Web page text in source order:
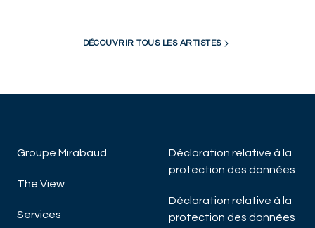
DÉCOUVRIR TOUS LES ARTISTES
Groupe Mirabaud
The View
Services
Déclaration relative à la
protection des données
Déclaration relative à la
protection des données